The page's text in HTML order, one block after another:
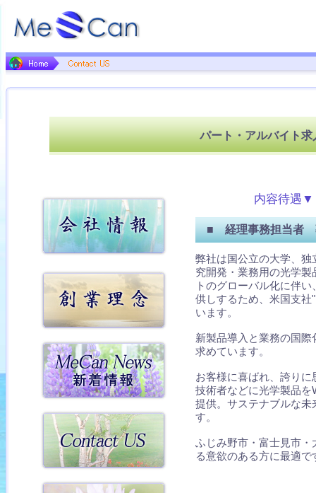
パート・アルバイト
内容待遇▼
■ 経理事務担当者
弊社は国公立の大学、
究開発・業務用の光学
トのグローバル化に伴
供しするため、米国支社
います。
新製品導入と業務の国
求めています。
お客様に喜ばれ、誇りに
技術者などに光学製品を
提供。サステナブルな
す。
ふじみ野市・富士見市
る意欲のある方に最適で